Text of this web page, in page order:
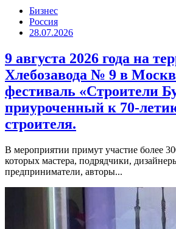
Бизнес
Россия
28.07.2026
9 августа 2026 года на
Хлебозавода № 9 в
фестиваль «Строители
приуроченный к 70-
строителя.
В мероприятии примут участие более
которых мастера, подрядчики,
предприниматели, авторы...